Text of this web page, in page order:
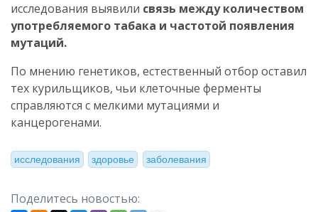
исследования выявили связь между количеством
употребляемого табака и частотой появления
мутаций.
По мнению генетиков, естественный отбор оставил
тех курильщиков, чьи клеточные ферменты
справляются с мелкими мутациями и
канцерогенами.
исследования здоровье заболевания
Поделитесь новостью: